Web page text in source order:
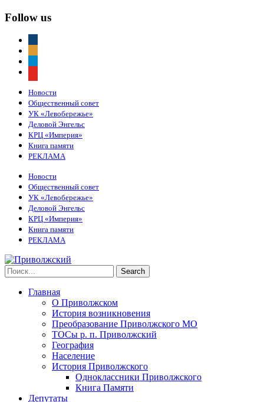
Follow us
Новости
Общественный совет
УК «Левобережье»
Деловой Энгельс
КРЦ «Империя»
Книга памяти
РЕКЛАМА
Новости
Общественный совет
УК «Левобережье»
Деловой Энгельс
КРЦ «Империя»
Книга памяти
РЕКЛАМА
Главная
О Приволжском
История возникновения
Преобразование Приволжского МО
ТОСы р. п. Приволжский
География
Население
История Приволжского
Одноклассники Приволжского
Книга Памяти
Депутаты